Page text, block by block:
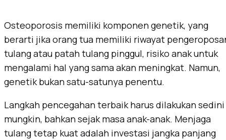
Osteoporosis memiliki komponen genetik, yang
berarti jika orang tua memiliki riwayat
tulang atau patah tulang pinggul, risiko anak untuk
mengalami hal yang sama akan meningkat. Namun,
genetik bukan satu-satunya penentu.
Langkah pencegahan terbaik harus dilakukan sedini
mungkin, bahkan sejak masa anak-anak. Menjaga
tulang tetap kuat adalah investasi jangka panjang